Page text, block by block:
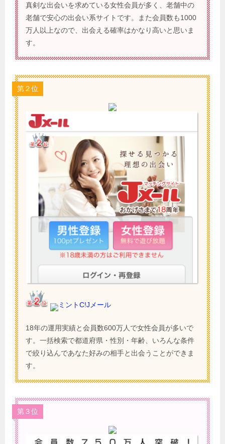
真剣な出会いを求めている女性会員が多く、老舗中の
老舗で安心の出会い系サイトです。また会員数も1000
万人以上なので、出会える確率はかなり高いと思いま
す。
第２位
ミントC!Jメール
18年の運用実績と会員数600万人で女性会員が多いで
す。一括検索で都道府県・性別・年齢、いろんな条件
で絞り込んであなた好みの相手と出会うことができま
す。
第３位